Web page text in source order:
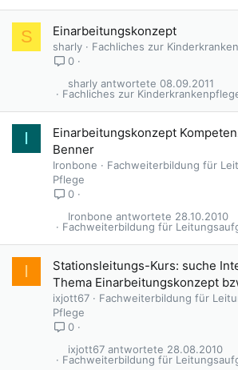
S Einarbeitungskonzept
sharly
Fachliches zur
0
Fachliches zur
08.09.2011
sharly
I
Einarbeitungskonzept
Benner
Ironbone
Fachweiterbildung für
Pflege
0
Fachweiterbildung für
28.10.2010
Ironbone
I
Stationsleitungs-Kurs: suche
Thema Einarbeitungskonzept
ixjott67
Fachweiterbildung für
Pflege
0
Fachweiterbildung für
28.08.2010
ixjott67